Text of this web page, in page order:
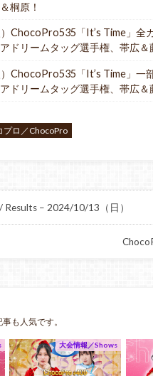
桐原！
ChocoPro535「It’s Time」全
ドリームタッグ選手権、帯広
ChocoPro535「It’s Time」一
ドリームタッグ選手権、帯広
プロ／ChocoPro
– 2024/10/13（日）
も人気です。
大会情報／Shows